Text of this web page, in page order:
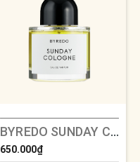
BYREDO SUNDAY COLOGNE
650.000₫